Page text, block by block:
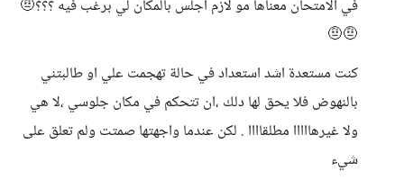
في الامتحان معناها مو لازم اجلس بالمكان لي برغب فيه ؟؟؟🤨
🤨🤨
كنت مستعدة اشد استعداد في حالة تهجمت علي او طالبتني
بالنهوض فلا يحق لها دلك ،ان تتحكم في مكان جلوسي ،لا هي
ولا غيرهااااا مطلقاااا . لكن عندما واجهتها صمتت ولم تعلق على
شيء